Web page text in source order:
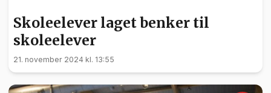
Skoleelever laget benker til
skoleelever
21. november 2024 kl. 13:55